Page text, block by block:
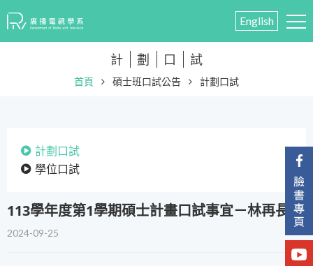
English
計 劃 口 試
首頁 碩士班口試公告 計劃口試
計劃口試
學位口試
113學年度第1學期碩士計畫口試事宜－林再長
2024-09-25